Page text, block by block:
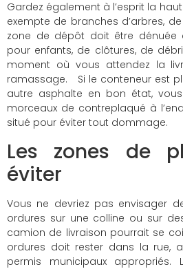
Gardez également à l’esprit la
exempte de branches d’arbres,
zone de dépôt doit être dénuée
pour enfants, de clôtures, de
moment où vous attendez la
ramassage. Si le conteneur est
autre asphalte en bon état,
morceaux de contreplaqué à
situé pour éviter tout dommage.
Les zones de
éviter
Vous ne devriez pas envisager
ordures sur une colline ou sur
camion de livraison pourrait se
ordures doit rester dans la rue,
permis municipaux appropriés.